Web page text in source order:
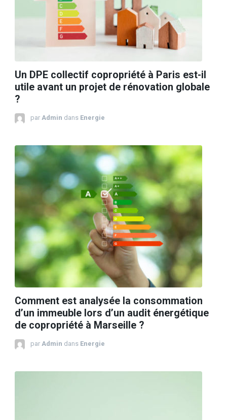
Un DPE collectif copropriété à Paris est-il
utile avant un projet de rénovation globale
?
par Admin dans Energie
Comment est analysée la consommation
d’un immeuble lors d’un audit énergétique
de copropriété à Marseille ?
par Admin dans Energie